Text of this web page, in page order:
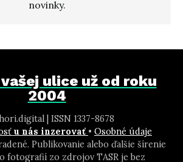
novinky.
ulice už od roku
2004
| ISSN 1337-8678
u nás inzerovať • Osobné údaje
Publikovanie alebo ďalšie šírenie
fotografií zo zdrojov TASR je bez